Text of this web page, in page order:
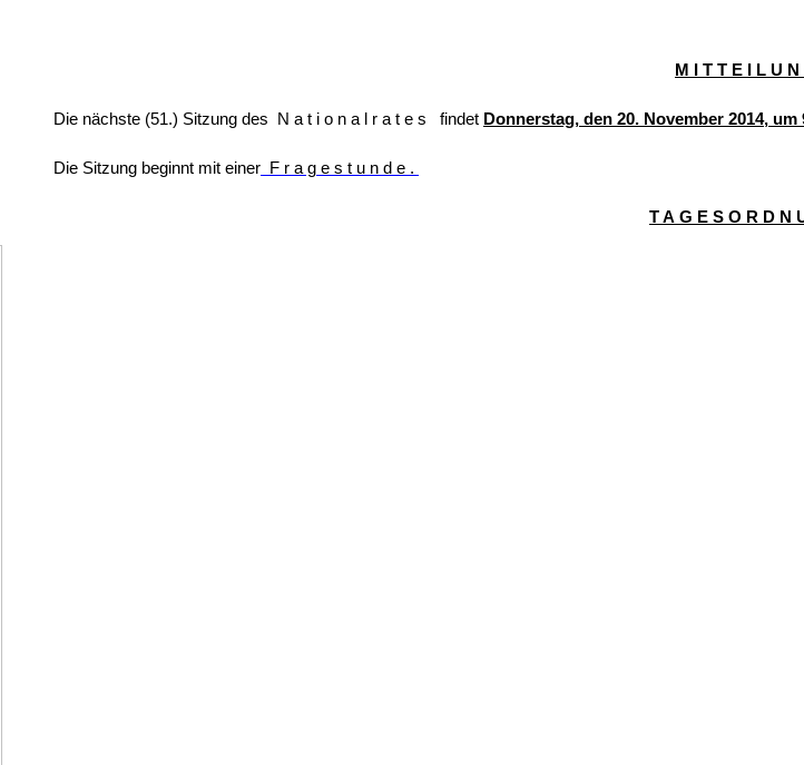
Die nächste (51.) Sitzung des Nationalrates findet Donnerstag, den 20. November 2014, um
Die Sitzung beginnt mit einer Fragestunde.